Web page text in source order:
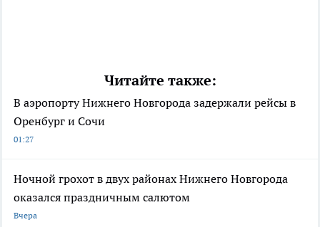
Читайте также:
В аэропорту Нижнего Новгорода задержали рейсы в
Оренбург и Сочи
01:27
Ночной грохот в двух районах Нижнего Новгорода
оказался праздничным салютом
Вчера